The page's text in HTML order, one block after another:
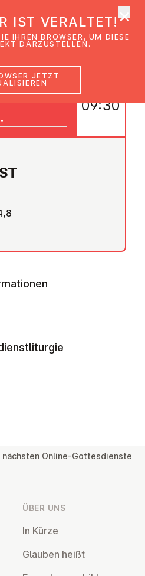
09:30
nächsten Online-Gottesdienste
ÜBER UNS
In Kürze
Glauben heißt
IST VERALTET!
IHREN BROWSER, UM DIESE
DARZUSTELLEN.
JETZT
×